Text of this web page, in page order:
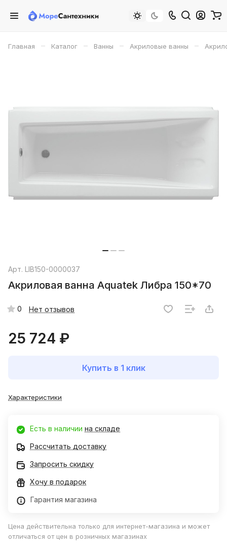
Главная – Каталог – Ванны – Акриловые ванны –
Арт. LIB150-0000037
Акриловая ванна Aquatek Либра 150*70
0 Нет отзывов
25 724 ₽
Купить в 1 клик
Характеристики
Есть в наличии на складе
Рассчитать доставку
Запросить скидку
Хочу в подарок
Гарантия магазина
Цена действительна только для интернет-магазина и может
отличаться от цен в розничных магазинах